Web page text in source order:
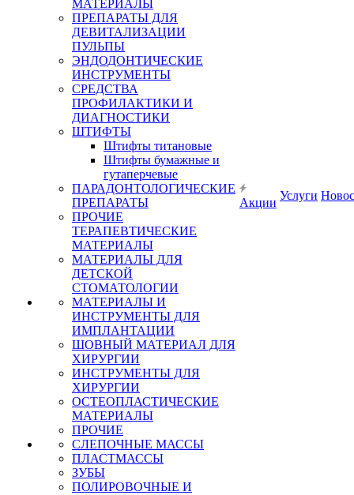
МАТЕРИАЛЫ
ПРЕПАРАТЫ ДЛЯ
ДЕВИТАЛИЗАЦИИ
ПУЛЬПЫ
ЭНДОДОНТИЧЕСКИЕ
ИНСТРУМЕНТЫ
СРЕДСТВА
ПРОФИЛАКТИКИ И
ДИАГНОСТИКИ
ШТИФТЫ
Штифты титановые
Штифты бумажные и
гутаперчевые
ПАРАДОНТОЛОГИЧЕСКИЕ
ПРЕПАРАТЫ
ПРОЧИЕ
ТЕРАПЕВТИЧЕСКИЕ
МАТЕРИАЛЫ
МАТЕРИАЛЫ ДЛЯ
ДЕТСКОЙ
СТОМАТОЛОГИИ
МАТЕРИАЛЫ И
ИНСТРУМЕНТЫ ДЛЯ
ИМПЛАНТАЦИИ
ШОВНЫЙ МАТЕРИАЛ ДЛЯ
ХИРУРГИИ
ИНСТРУМЕНТЫ ДЛЯ
ХИРУРГИИ
ОСТЕОПЛАСТИЧЕСКИЕ
МАТЕРИАЛЫ
ПРОЧИЕ
СЛЕПОЧНЫЕ МАССЫ
ПЛАСТМАССЫ
ЗУБЫ
ПОЛИРОВОЧНЫЕ И
Акции
Услуги